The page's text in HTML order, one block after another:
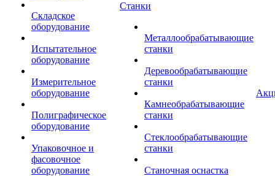
Складское
оборудование
Испытательное
оборудование
Измерительное
оборудование
Полиграфическое
оборудование
Упаковочное и
фасовочное
оборудование
Станки
Металлообрабатывающие
станки
Деревообрабатывающие
станки
Камнеобрабатывающие
станки
Стеклообрабатывающие
станки
Станочная оснастка